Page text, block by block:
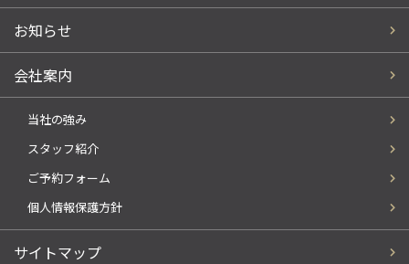
お知らせ
会社案内
当社の強み
スタッフ紹介
ご予約フォーム
個人情報保護方針
サイトマップ